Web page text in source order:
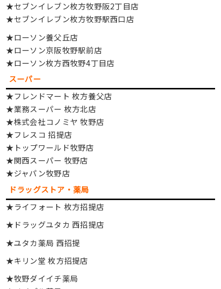
★セブンイレブン枚方牧野阪2丁目店
★セブンイレブン枚方牧野駅西口店
★ローソン養父丘店
★ローソン京阪牧野駅前店
★ローソン枚方西牧野4丁目店
スーパー
★フレンドマート 枚方養父店
★業務スーパー 枚方北店
★株式会社コノミヤ 牧野店
★フレスコ 招提店
★トップワールド牧野店
★関西スーパー 牧野店
★ジャパン牧野店
ドラッグストア・薬局
★ライフォート 枚方招提店
★ドラッグユタカ 西招提店
★ユタカ薬局 西招提
★キリン堂 枚方招提店
★牧野ダイイチ薬局